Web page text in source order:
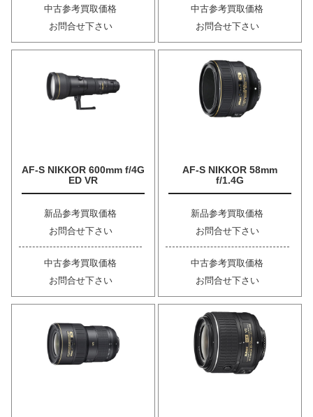
中古参考買取価格
お問合せ下さい
中古参考買取価格
お問合せ下さい
AF-S NIKKOR 600mm f/4G
ED VR
新品参考買取価格
お問合せ下さい
中古参考買取価格
お問合せ下さい
AF-S NIKKOR 58mm
f/1.4G
新品参考買取価格
お問合せ下さい
中古参考買取価格
お問合せ下さい